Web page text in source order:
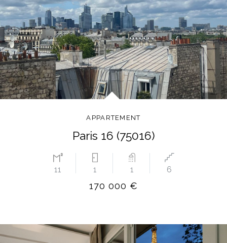
APPARTEMENT
Paris 16 (75016)
11 1 1 6
170 000 €